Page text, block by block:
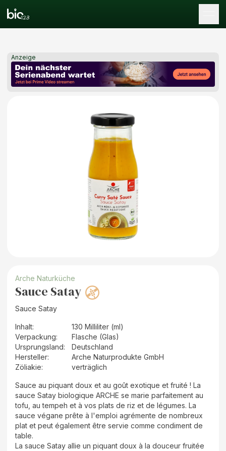
Anzeige
Arche Naturküche
Sauce Satay
Sauce Satay
Inhalt:
130 Milliliter (ml)
Verpackung:
Flasche (Glas)
Ursprungsland:
Deutschland
Hersteller:
Arche Naturprodukte GmbH
Zöliakie:
verträglich
Sauce au piquant doux et au goût exotique et fruité ! La
sauce Satay biologique ARCHE se marie parfaitement au
tofu, au tempeh et à vos plats de riz et de légumes. La
sauce végane prête à l'emploi agrémente de nombreux
plat et peut également être servie comme condiment de
table.
La sauce Satay allie un piquant doux à la douceur fruitée